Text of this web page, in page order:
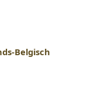
Belgisch